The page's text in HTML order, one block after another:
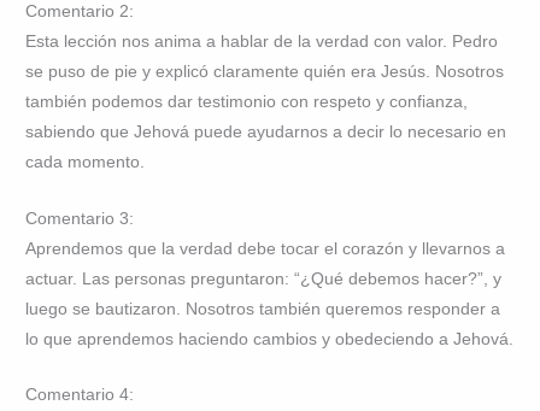
Comentario 2:
Esta lección nos anima a hablar de la verdad con valor. Pedro
se puso de pie y explicó claramente quién era Jesús. Nosotros
también podemos dar testimonio con respeto y confianza,
sabiendo que Jehová puede ayudarnos a decir lo necesario en
cada momento.
Comentario 3:
Aprendemos que la verdad debe tocar el corazón y llevarnos a
actuar. Las personas preguntaron: “¿Qué debemos hacer?”, y
luego se bautizaron. Nosotros también queremos responder a
lo que aprendemos haciendo cambios y obedeciendo a Jehová.
Comentario 4: